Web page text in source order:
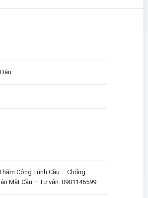
Công Trình Cầu – Chống
Mặt Cầu – Tư vấn: 0901146599